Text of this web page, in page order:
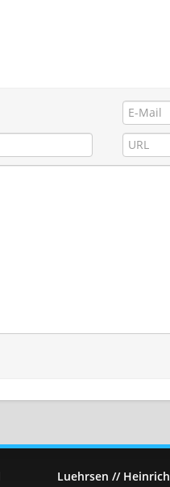
Luehrsen // Heinrich